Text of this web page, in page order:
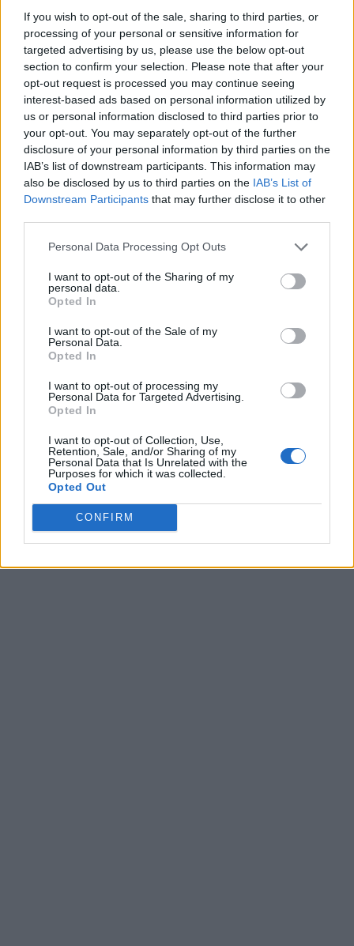
If you wish to opt-out of the sale, sharing to third parties, or
processing of your personal or sensitive information for
targeted advertising by us, please use the below opt-out
section to confirm your selection. Please note that after your
opt-out request is processed you may continue seeing
interest-based ads based on personal information utilized by
us or personal information disclosed to third parties prior to
your opt-out. You may separately opt-out of the further
disclosure of your personal information by third parties on the
IAB’s list of downstream participants. This information may
also be disclosed by us to third parties on the IAB’s List of
Downstream Participants that may further disclose it to other
Personal Data Processing Opt Outs
I want to opt-out of the Sharing of my
personal data.
Opted In
I want to opt-out of the Sale of my
Personal Data.
Opted In
I want to opt-out of processing my
Personal Data for Targeted Advertising.
Opted In
I want to opt-out of Collection, Use,
Retention, Sale, and/or Sharing of my
Personal Data that Is Unrelated with the
Purposes for which it was collected.
Opted Out
CONFIRM
un nuovo giocatore dell'Everton, in prestito dal Manchester
City con diritto di riscatto a 50 milioni di sterline".
Il materiale (testo, foto e video) consultabile in questo portale è di nostra proprietà.
Alcune foto (screenshot) ed articoli presenti su "Calciomercato Magazine" sono in parte
giunti da internet, in quanto arrivati alla nostra attenzione attraverso regolari
comunicati stampa con immagini e testi allegati ed autorizzati alla pubblicazione, e
contrario alla pubblicazione, non avranno che da segnalarlo alla redazione (indirizzo
redazione@napolimagazine.com), che provvederà prontamente alla rimozione.
"Calciomercato Magazine" non è una testata giornalistica, ma un sito di informazione di
proprietà di Napoli Magazine.